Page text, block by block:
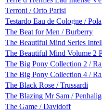
Terroni / Orto Parisi
Testardo Eau de Cologne / Pola
The Beat for Men / Burberry
The Beautiful Mind Series
The Beautiful Mind Volume 2
The Big Pony Collection 2 /
The Big Pony Collection 4 /
The Black Rose / Trussardi
The Blazing Mr Sam /
The Game / Davidoff